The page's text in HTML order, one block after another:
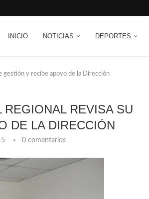
INICIO NOTICIAS DEPORTES
gestión y recibe apoyo de la Dirección
REVISA SU
DE LA DIRECCIÓN
0 comentarios